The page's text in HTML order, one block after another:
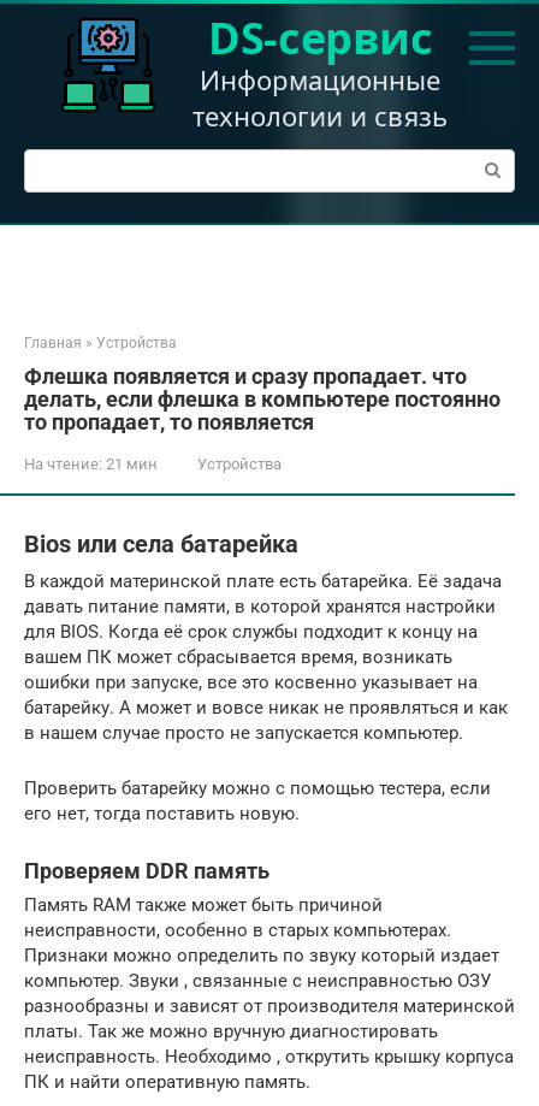
Перейти
DS-сервис
Информационные
технологии и связь
Поиск:
Главная » Устройства
Флешка появляется и сразу пропадает. что
делать, если флешка в компьютере постоянно
то пропадает, то появляется
На чтение: 21 мин Устройства
Bios или села батарейка
В каждой материнской плате есть батарейка. Её задача
давать питание памяти, в которой хранятся настройки
для BIOS. Когда её срок службы подходит к концу на
вашем ПК может сбрасывается время, возникать
ошибки при запуске, все это косвенно указывает на
батарейку. А может и вовсе никак не проявляться и как
в нашем случае просто не запускается компьютер.
Проверить батарейку можно с помощью тестера, если
его нет, тогда поставить новую.
Проверяем DDR память
Память RAM также может быть причиной
неисправности, особенно в старых компьютерах.
Признаки можно определить по звуку который издает
компьютер. Звуки , связанные с неисправностью ОЗУ
разнообразны и зависят от производителя материнской
платы. Так же можно вручную диагностировать
неисправность. Необходимо , открутить крышку корпуса
ПК и найти оперативную память.